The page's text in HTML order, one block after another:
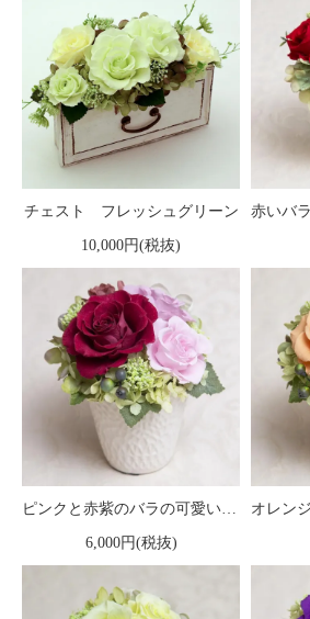
チェスト フレッシュグリーン
10,000円(税抜)
ピンクと赤紫のバラの可愛いプリザーブドフラワーアレンジ 「メルレット」
6,000円(税抜)